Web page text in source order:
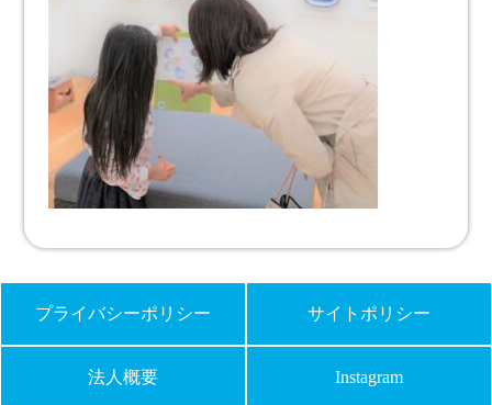
プライバシーポリシー サイトポリシー
法人概要 Instagram